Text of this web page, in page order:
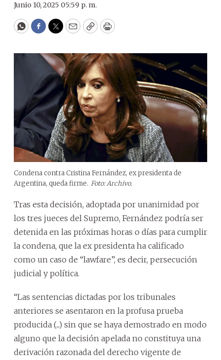
Junio 10, 2025 05:59 p. m.
WhatsApp
Facebook
Twitter
EmailCopyPrint
Condena contra Cristina Fernández, ex presidenta de
Argentina, queda firme. Foto: Archivo.
Tras esta decisión, adoptada por unanimidad por
los tres jueces del Supremo, Fernández podría ser
detenida en las próximas horas o días para cumplir
la condena, que la ex presidenta ha calificado
como un caso de “lawfare”, es decir, persecución
judicial y política.
“Las sentencias dictadas por los tribunales
anteriores se asentaron en la profusa prueba
producida (...) sin que se haya demostrado en modo
alguno que la decisión apelada no constituya una
derivación razonada del derecho vigente de